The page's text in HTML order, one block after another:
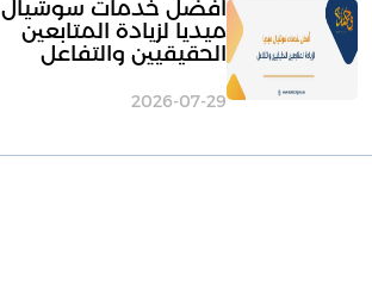
أفضل خدمات سوشيال
ميديا لزيادة المتابعين
الحقيقيين والتفاعل
2026-07-29